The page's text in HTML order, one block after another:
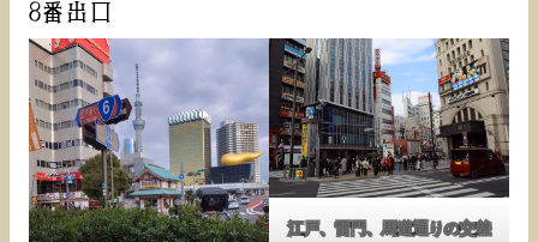
8番出口
江戸、雷門、馬道通りの交差